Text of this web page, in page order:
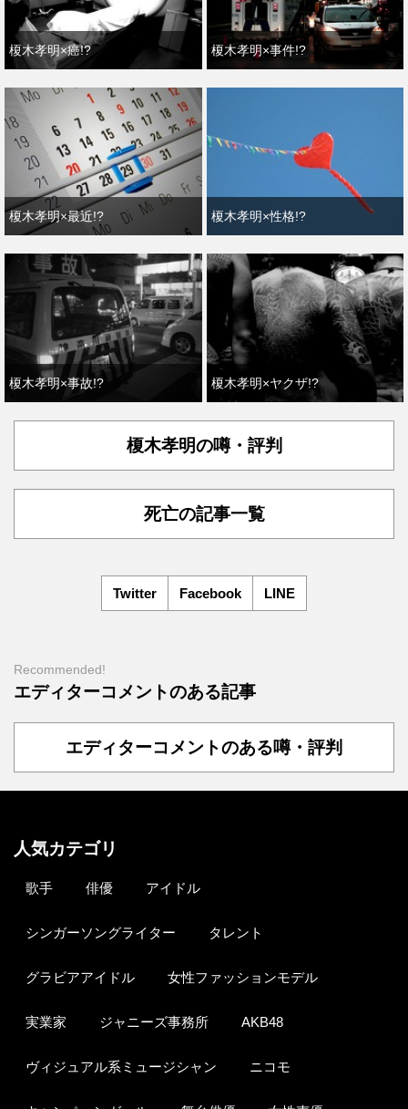
榎木孝明×癌!? 榎木孝明×事件!?
榎木孝明×最近!? 榎木孝明×性格!?
榎木孝明×事故!? 榎木孝明×ヤクザ!?
榎木孝明の噂・評判
死亡の記事一覧
Twitter Facebook LINE
Recommended!
エディターコメントのある記事
エディターコメントのある噂・評判
人気カテゴリ
歌手 俳優 アイドル
シンガーソングライター タレント
グラビアアイドル 女性ファッションモデル
実業家 ジャニーズ事務所 AKB48
ヴィジュアル系ミュージシャン ニコモ